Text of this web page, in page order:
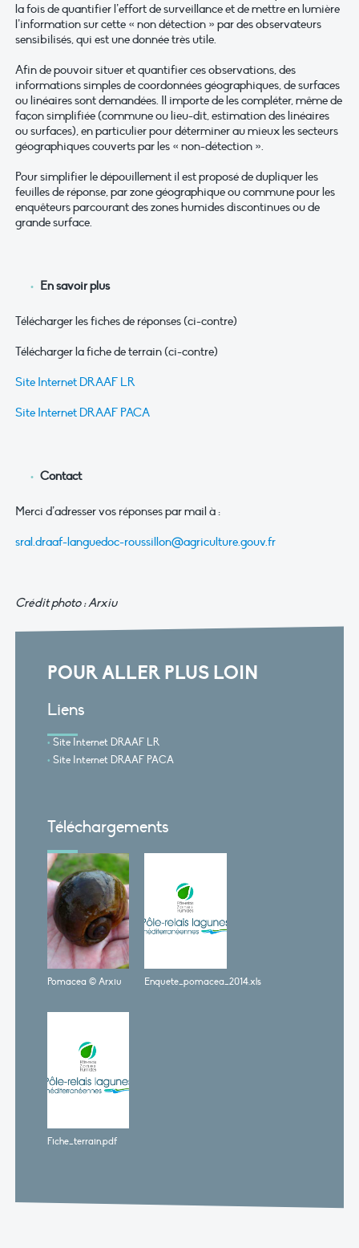
la fois de quantifier l’effort de surveillance et de mettre en lumière
l’information sur cette « non détection » par des observateurs
sensibilisés, qui est une donnée très utile.
Afin de pouvoir situer et quantifier ces observations, des
informations simples de coordonnées géographiques, de surfaces
ou linéaires sont demandées. Il importe de les compléter, même de
façon simplifiée (commune ou lieu-dit, estimation des linéaires
ou surfaces), en particulier pour déterminer au mieux les secteurs
géographiques couverts par les « non-détection ».
Pour simplifier le dépouillement il est proposé de dupliquer les
feuilles de réponse, par zone géographique ou commune pour les
enquêteurs parcourant des zones humides discontinues ou de
grande surface.
En savoir plus
Télécharger les fiches de réponses (ci-contre)
Télécharger la fiche de terrain (ci-contre)
Site Internet DRAAF LR
Site Internet DRAAF PACA
Contact
Merci d’adresser vos réponses par mail à :
sral.draaf-languedoc-roussillon@agriculture.gouv.fr
Crédit photo : Arxiu
POUR ALLER PLUS LOIN
Liens
Site Internet DRAAF LR
Site Internet DRAAF PACA
Téléchargements
Pomacea © Arxiu Enquete_pomacea_2014.xls
Fiche_terrain.pdf